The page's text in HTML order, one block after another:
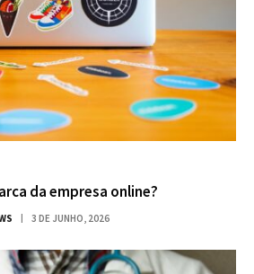
da empresa online?
3 DE JUNHO, 2026